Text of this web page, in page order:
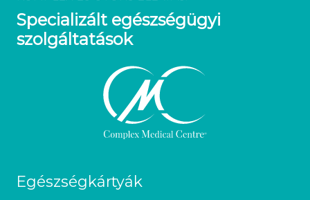
Specializált egészségügyi
szolgáltatások
Egészségkártyák